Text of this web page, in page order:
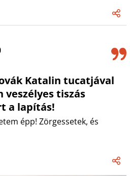
Katalin tucatjával
veszélyes tiszás
a lapítás!
épp! Zörgessetek, és